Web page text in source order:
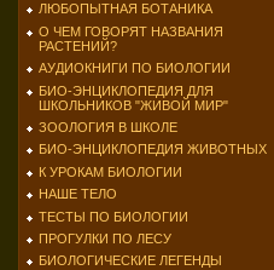
ЛЮБОПЫТНАЯ БОТАНИКА
О ЧЕМ ГОВОРЯТ НАЗВАНИЯ
РАСТЕНИЙ?
АУДИОКНИГИ ПО БИОЛОГИИ
БИО-ЭНЦИКЛОПЕДИЯ ДЛЯ
ШКОЛЬНИКОВ "ЖИВОЙ МИР"
ЗООЛОГИЯ В ШКОЛЕ
БИО-ЭНЦИКЛОПЕДИЯ ЖИВОТНЫХ
К УРОКАМ БИОЛОГИИ
НАШЕ ТЕЛО
ТЕСТЫ ПО БИОЛОГИИ
ПРОГУЛКИ ПО ЛЕСУ
БИОЛОГИЧЕСКИЕ ЛЕГЕНДЫ